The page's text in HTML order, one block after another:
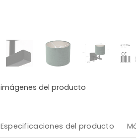
imágenes del producto
Especificaciones del producto